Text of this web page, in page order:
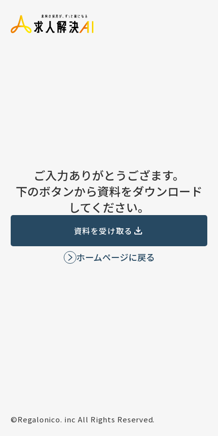
ご入力ありがとうござます。
下のボタンから資料をダウンロード
してください。
資料を受け取る
ホームページに戻る
©︎Regalonico. inc All Rights Reserved.